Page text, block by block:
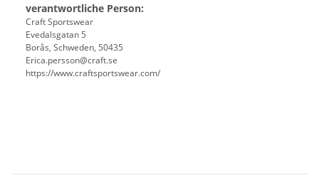
verantwortliche Person:
Craft Sportswear
Evedalsgatan 5
Borås, Schweden, 50435
Erica.persson@craft.se
https://www.craftsportswear.com/